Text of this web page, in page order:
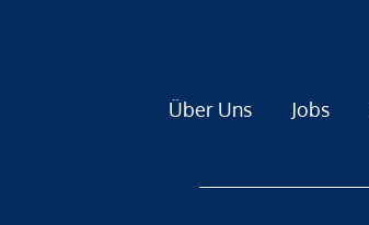
Über Uns Jobs